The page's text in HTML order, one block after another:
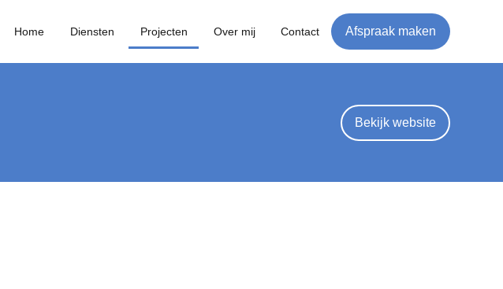
Home Diensten Projecten Over mij Contact Afspraak maken
Bekijk website